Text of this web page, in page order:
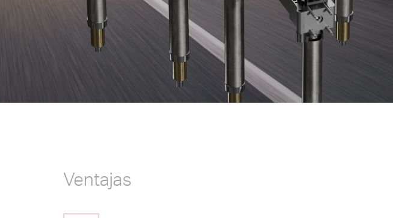
FIM – Tecnología de moldeo por
Simulaciones avanzadas
Integración de datos en la unidad
Ventajas